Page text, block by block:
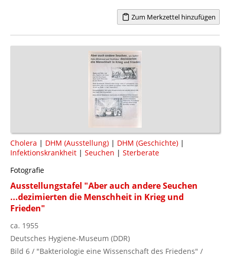
Zum Merkzettel hinzufügen
Cholera | DHM (Ausstellung) | DHM (Geschichte) |
Infektionskrankheit | Seuchen | Sterberate
Fotografie
Ausstellungstafel "Aber auch andere Seuchen
...dezimierten die Menschheit in Krieg und
Frieden"
ca. 1955
Deutsches Hygiene-Museum (DDR)
Bild 6 / "Bakteriologie eine Wissenschaft des Friedens" /